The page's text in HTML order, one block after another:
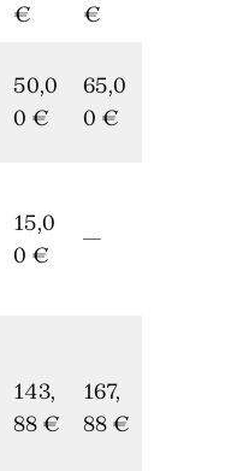
€
€
50,0
0 €
65,0
0 €
15,0
0 €
—
143,
88 €
167,
88 €